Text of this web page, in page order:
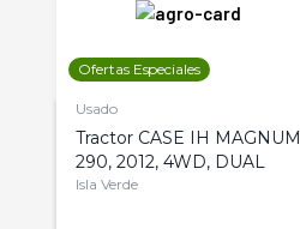
Ofertas Especiales
Usado
Tractor CASE IH MAGNUM
290, 2012, 4WD, DUAL
Isla Verde